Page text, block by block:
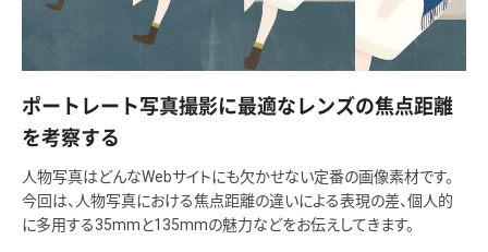
ポートレート写真撮影に最適なレンズの焦点距離
を考察する
人物写真はどんなWebサイトにも欠かせない定番の画像素材です。
今回は、人物写真における焦点距離の違いによる表現の差、個人的
に多用する35mmと135mmの魅力などをお伝えしてきます。